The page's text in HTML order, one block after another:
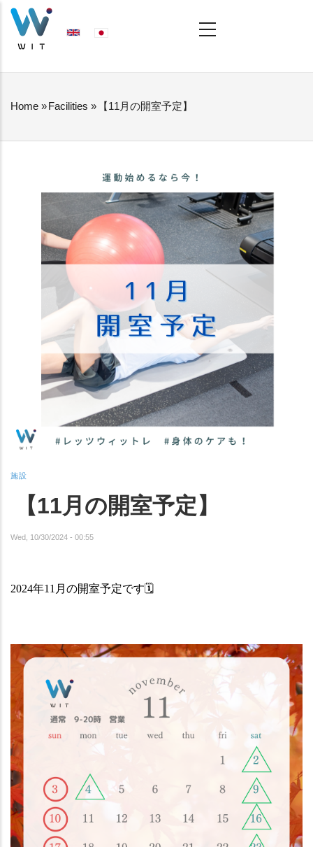
Skip
NAVIGATION
BREADCRUMB
Home »Facilities » 【11月の開室予定】
施設
【11月の開室予定】
Wed, 10/30/2024 - 00:55
2024年11月の開室予定です🗓